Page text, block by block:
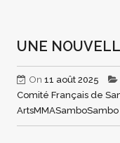
UNE
On 11 août 2025
Comité Français de
ArtsMMASambo